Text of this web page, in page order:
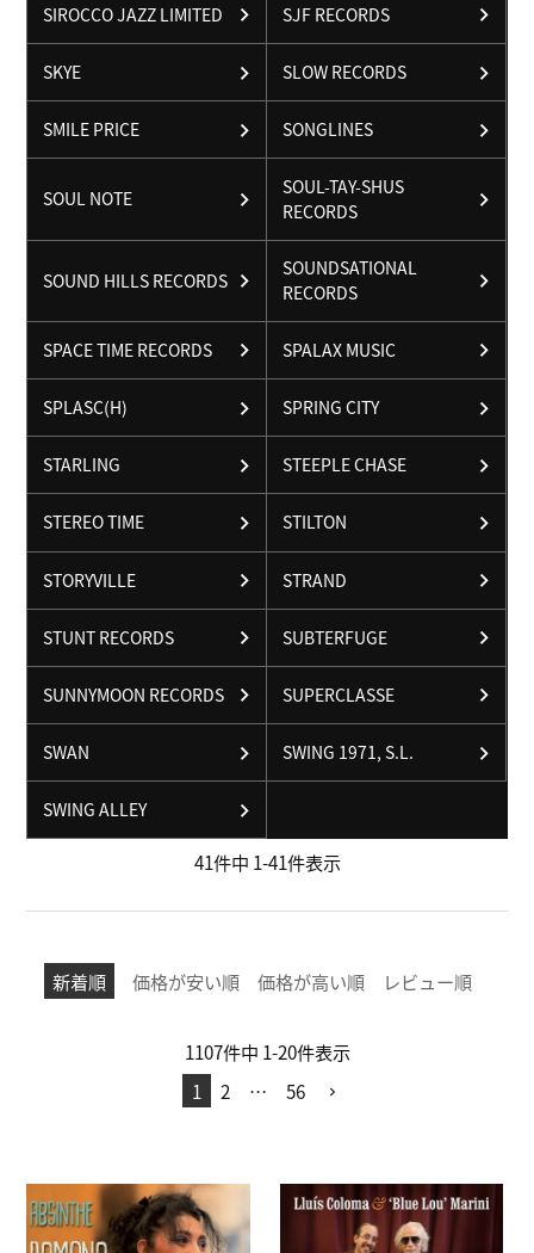
SIROCCO JAZZ LIMITED SJF RECORDS
SKYE SLOW RECORDS
SMILE PRICE SONGLINES
SOUL NOTE
SOUL-TAY-SHUS
RECORDS
SOUND HILLS RECORDS
SOUNDSATIONAL
RECORDS
SPACE TIME RECORDS SPALAX MUSIC
SPLASC(H) SPRING CITY
STARLING STEEPLE CHASE
STEREO TIME STILTON
STORYVILLE STRAND
STUNT RECORDS SUBTERFUGE
SUNNYMOON RECORDS SUPERCLASSE
SWAN SWING 1971, S.L.
SWING ALLEY
41件中 1-41件表示
新着順 価格が安い順 価格が高い順 レビュー順
1107件中 1-20件表示
1
2 … 56